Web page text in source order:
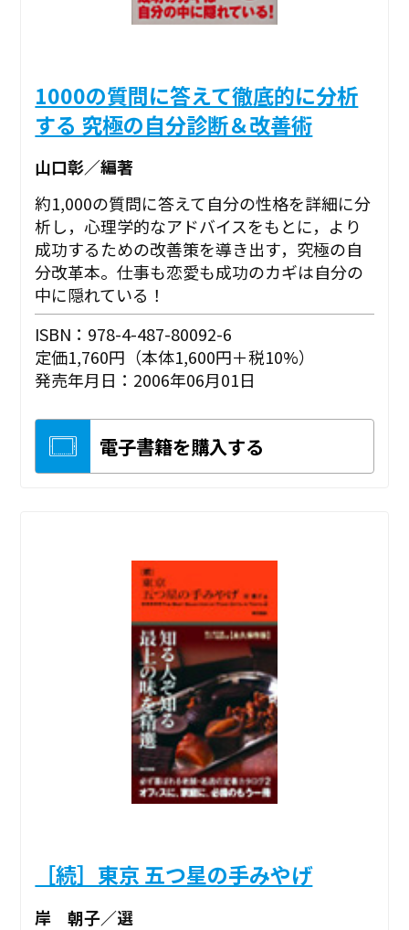
1000の質問に答えて徹底的に分析
する 究極の自分診断＆改善術
山口彰／編著
約1,000の質問に答えて自分の性格を詳細に分
析し，心理学的なアドバイスをもとに，より
成功するための改善策を導き出す，究極の自
分改革本。仕事も恋愛も成功のカギは自分の
中に隠れている！
ISBN：978-4-487-80092-6
定価1,760円（本体1,600円＋税10%）
発売年月日：2006年06月01日
電子書籍を購入する
［続］東京 五つ星の手みやげ
岸 朝子／選